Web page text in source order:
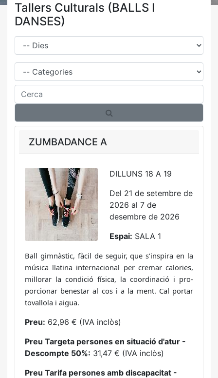
Tallers Culturals (BALLS I
DANSES)
Dies
Família
Cerca
ZUMBADANCE A
DILLUNS 18 A 19
Del 21 de setembre de
2026 al 7 de
desembre de 2026
Espai: SALA 1
Ball gimnàstic, fàcil de seguir, que s’inspira en la
música llatina interna­cional per cremar calories,
millorar la condició física, la coordinació i pro­
porcionar benestar al cos i a la ment. Cal portar
tovallola i aigua.
Preu: 62,96 € (IVA inclòs)
Preu Targeta persones en situació d'atur -
Descompte 50%: 31,47 € (IVA inclòs)
Preu Tarifa persones amb discapacitat -